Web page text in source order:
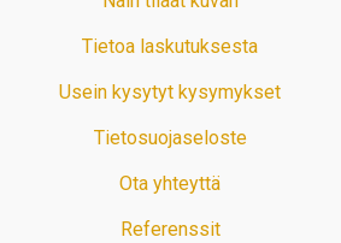
Tietoa laskutuksesta
Usein kysytyt kysymykset
Tietosuojaseloste
Ota yhteyttä
Referenssit